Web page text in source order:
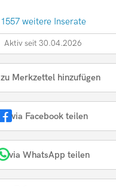
1557 weitere Inserate
Aktiv seit 30.04.2026
zu Merkzettel hinzufügen
via Facebook teilen
via WhatsApp teilen